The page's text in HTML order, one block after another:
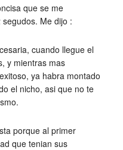
que se me
Me dijo :
cuando llegue el
y mientras mas
ya habra montado
el nicho, asi que no te
porque al primer
que tenian sus